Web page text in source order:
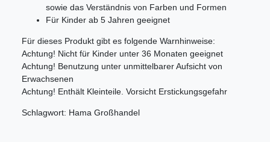
sowie das Verständnis von Farben und Formen
Für Kinder ab 5 Jahren geeignet
Für dieses Produkt gibt es folgende Warnhinweise:
Achtung! Nicht für Kinder unter 36 Monaten geeignet
Achtung! Benutzung unter unmittelbarer Aufsicht von
Erwachsenen
Achtung! Enthält Kleinteile. Vorsicht Erstickungsgefahr
Schlagwort: Hama Großhandel